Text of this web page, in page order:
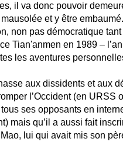
il va donc pouvoir
et y être embaumé.
non pas démocratique tant
Tian'anmen en 1989 –
les aventures
aux dissidents et aux
l’Occident (en URSS
ses opposants en
mais qu’il a aussi fait
lui qui avait mis son